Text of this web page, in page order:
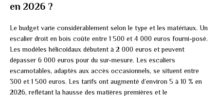
en 2026 ?
Le budget varie considérablement selon le type et les matériaux. Un
escalier droit en bois coûte entre 1 500 et 4 000 euros fourni-posé.
Les modèles hélicoïdaux débutent à 2 000 euros et peuvent
dépasser 6 000 euros pour du sur-mesure. Les escaliers
escamotables, adaptés aux accès occasionnels, se situent entre
300 et 1 500 euros. Les tarifs ont augmenté d’environ 5 à 10 % en
2026, reflétant la hausse des matières premières et le